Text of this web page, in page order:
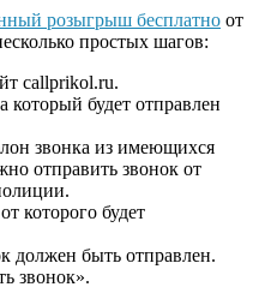
розыгрыш бесплатно от
простых шагов:
callprikol.ru.
который будет отправлен
звонка из имеющихся
отправить звонок от
которого будет
должен быть отправлен.
звонок».